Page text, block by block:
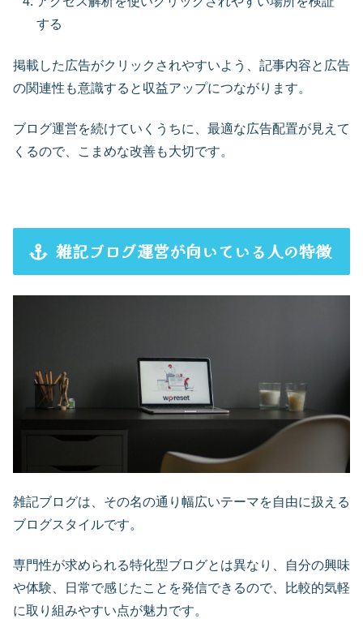
する
掲載した広告がクリックされやすいよう、記事内容と広告
の関連性も意識すると収益アップにつながります。
ブログ運営を続けていくうちに、最適な広告配置が見えて
くるので、こまめな改善も大切です。
雑記ブログ運営が向いている人の特徴
雑記ブログは、その名の通り幅広いテーマを自由に扱える
ブログスタイルです。
専門性が求められる特化型ブログとは異なり、自分の興味
や体験、日常で感じたことを発信できるので、比較的気軽
に取り組みやすい点が魅力です。